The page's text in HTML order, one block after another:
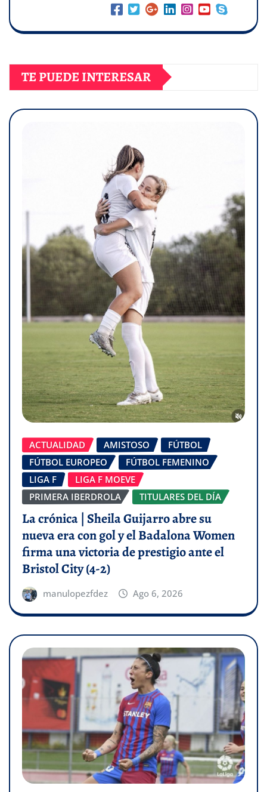
TE PUEDE INTERESAR
ACTUALIDAD AMISTOSO
FÚTBOL
FÚTBOL EUROPEO
FÚTBOL FEMENINO
LIGA F
LIGA F MOEVE
PRIMERA IBERDROLA
TITULARES DEL DÍA
La crónica | Sheila Guijarro abre su
nueva era con gol y el Badalona Women
firma una victoria de prestigio ante el
Bristol City (4-2)
manulopezfdez Ago 6, 2026